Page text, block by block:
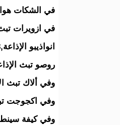
في الشكات هوائي،بث الإذاعة
في ازويرات تبث الإذاعة علي التردد 98
انواذيبو الإذاعة,3 89 شركة البث 93,3
روصو تبث الإذاعة علي الرمز 86,4
وفي ألاك تبث الإذاعة علي الرمز
وفي اكجوجت تبث الإذاعة علي
وفي كيفة سينطلق البث اليوم